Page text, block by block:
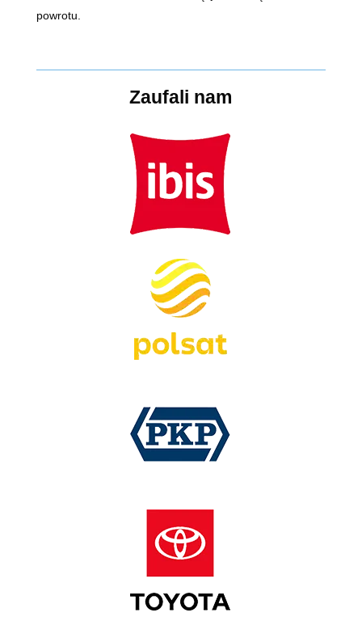
powrotu.
Zaufali nam